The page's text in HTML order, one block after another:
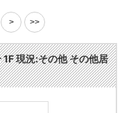
> >>
現況:その他 その他居